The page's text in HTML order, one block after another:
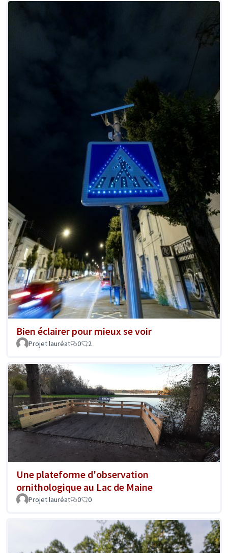
Bien éclairer pour mieux se voir
Projet lauréat 0 2
Une plateforme d'observation
ornithologique au Lac de Maine
Projet lauréat 0 0